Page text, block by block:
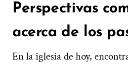
Perspectivas
acerca de los
En la iglesia de hoy,